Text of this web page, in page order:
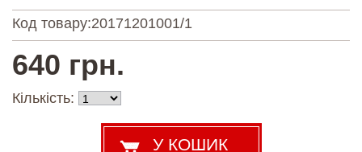
Код товару:20171201001/1
640 грн.
Кількість: